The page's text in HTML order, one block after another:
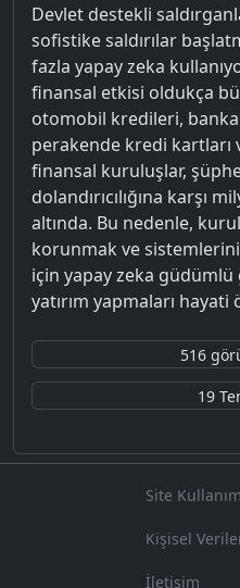
Devlet destekli
sofistike saldırılar
fazla yapay zeka
finansal etkisi oldukça
otomobil kredileri,
perakende kredi kartları
finansal kuruluşlar,
dolandırıcılığına karşı
altında. Bu nedenle,
korunmak ve
için yapay zeka
yatırım yapmaları hayati
516
19
Site
Kişisel
İletişim